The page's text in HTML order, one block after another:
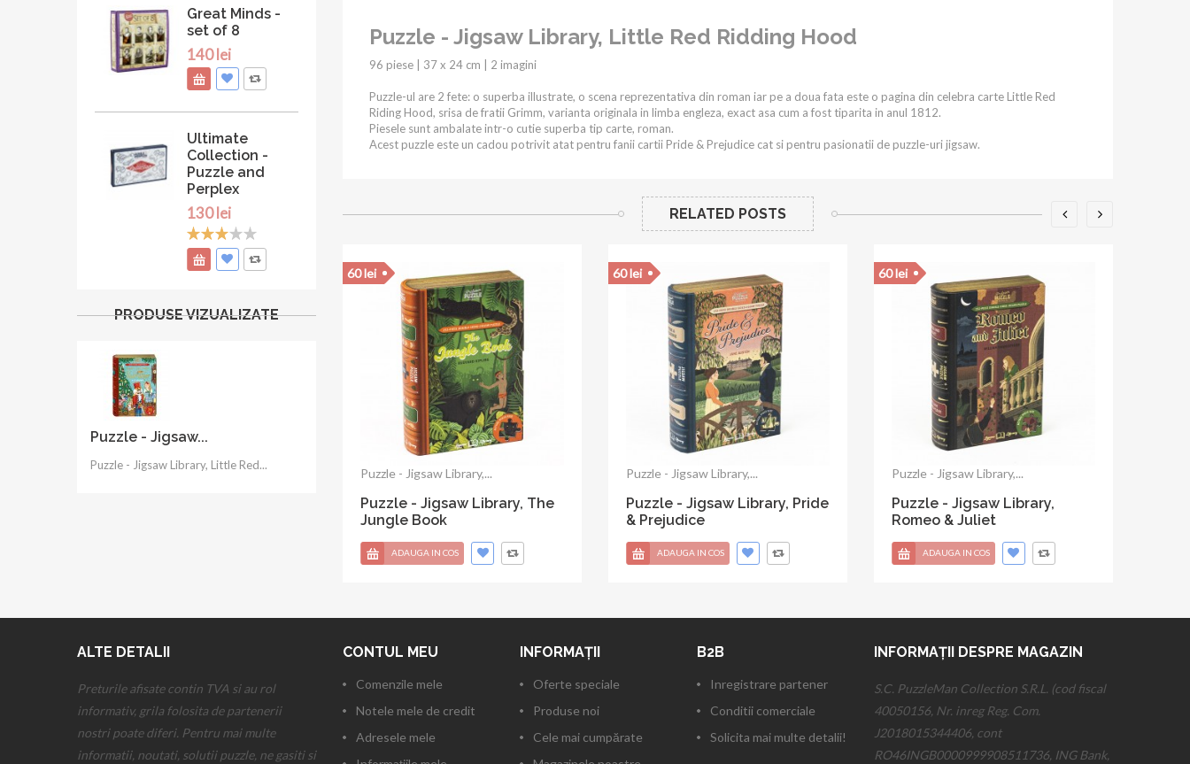
Great Minds -
set of 8
140 lei
Ultimate
Collection -
Puzzle and
Perplex
130 lei
PRODUSE VIZUALIZATE
Puzzle - Jigsaw...
Puzzle - Jigsaw Library, Little Red...
Puzzle - Jigsaw Library, Little Red Ridding Hood
96 piese | 37 x 24 cm | 2 imagini
Puzzle-ul are 2 fete: o superba illustrate, o scena reprezentativa din roman iar pe a doua fata este o pagina din celebra carte Little Red
Riding Hood, srisa de fratii Grimm, varianta originala in limba engleza, exact asa cum a fost tiparita in anul 1812.
Piesele sunt ambalate intr-o cutie superba tip carte, roman.
Acest puzzle este un cadou potrivit atat pentru fanii cartii Pride & Prejudice cat si pentru pasionatii de puzzle-uri jigsaw.
RELATED POSTS
Puzzle - Jigsaw Library,...
Puzzle - Jigsaw Library, Alice
in Wonderland
60 lei
ADAUGA IN COS
Puzzle - Jigsaw Library, A...
Puzzle - Jigsaw Library, A
Christmas Carol
60 lei
ADAUGA IN COS
Puzzle - Jigsaw Library,...
Puzzle - Jigsaw Library, Kids
Trilogy
140 lei
ADAUGA IN COS
ALTE DETALII
Preturile afisate contin TVA si au rol
informativ, grila folosita de partenerii
nostri poate diferi. Pentru mai multe
informatii, noutati, solutii puzzle, ne gasiti si
CONTUL MEU
Comenzile mele
Notele mele de credit
Adresele mele
INFORMAŢII
Oferte speciale
Produse noi
Cele mai cumpărate
B2B
Inregistrare partener
Conditii comerciale
Solicita mai multe detalii!
INFORMAȚII DESPRE MAGAZIN
S.C. PuzzleMan Collection S.R.L. (cod fiscal
40050156, Nr. inreg Reg. Com.
J2018015344406, cont
RO46INGB0000999908511736, ING Bank,